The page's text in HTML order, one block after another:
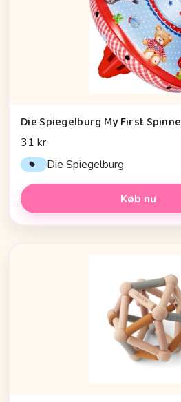
31 kr.
Die Spiegelburg
Køb nu